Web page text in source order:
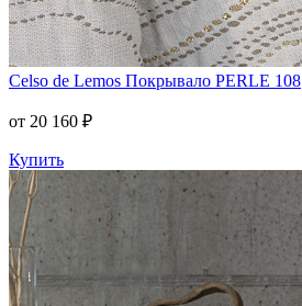
Celso de Lemos Покрывало PERLE 108
от 20 160 ₽
Купить